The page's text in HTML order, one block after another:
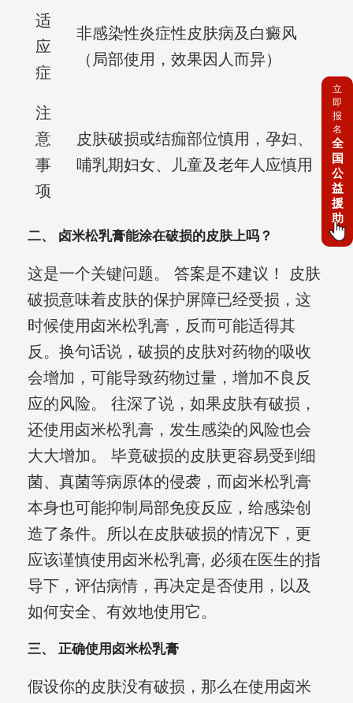
适
应
症
非感染性炎症性皮肤病及白癜风
（局部使用，效果因人而异）
注
意
事
项
皮肤破损或结痂部位慎用，孕妇、
哺乳期妇女、儿童及老年人应慎用
二、 卤米松乳膏能涂在破损的皮肤上吗？
这是一个关键问题。 答案是不建议！ 皮肤
破损意味着皮肤的保护屏障已经受损，这
时候使用卤米松乳膏，反而可能适得其
反。换句话说，破损的皮肤对药物的吸收
会增加，可能导致药物过量，增加不良反
应的风险。 往深了说，如果皮肤有破损，
还使用卤米松乳膏，发生感染的风险也会
大大增加。 毕竟破损的皮肤更容易受到细
菌、真菌等病原体的侵袭，而卤米松乳膏
本身也可能抑制局部免疫反应，给感染创
造了条件。所以在皮肤破损的情况下，更
应该谨慎使用卤米松乳膏, 必须在医生的指
导下，评估病情，再决定是否使用，以及
如何安全、有效地使用它。
三、 正确使用卤米松乳膏
假设你的皮肤没有破损，那么在使用卤米
立
即
报
名
全
国
公
益
援
助